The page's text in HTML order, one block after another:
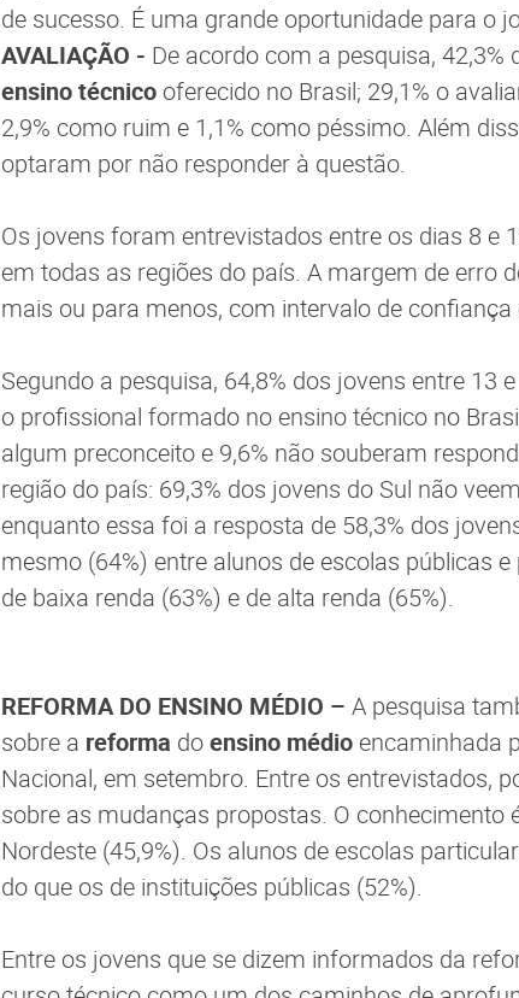
de sucesso. É uma grande oportunidade para o
AVALIAÇÃO - De acordo com a pesquisa,
ensino técnico oferecido no Brasil; 29,1% o
2,9% como ruim e 1,1% como péssimo. Além
optaram por não responder à questão.
Os jovens foram entrevistados entre os dias 8 e
em todas as regiões do país. A margem de erro
mais ou para menos, com intervalo de confiança
Segundo a pesquisa, 64,8% dos jovens entre 13
o profissional formado no ensino técnico no
algum preconceito e 9,6% não souberam
região do país: 69,3% dos jovens do Sul não
enquanto essa foi a resposta de 58,3% dos
mesmo (64%) entre alunos de escolas públicas
de baixa renda (63%) e de alta renda (65%).
REFORMA DO ENSINO MÉDIO – A pesquisa
sobre a reforma doensino médio encaminhada
Nacional, em setembro. Entre os entrevistados,
sobre as mudanças propostas. O conhecimento
Nordeste (45,9%). Os alunos de escolas
do que os de instituições públicas (52%).
Entre os jovens que se dizem informados da